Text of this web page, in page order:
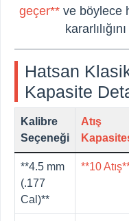
geçer** ve böylece
Hatsan
Kapasite
Kalibre
Seçeneği
Atış
**4.5 mm
(.177
Cal)**
**10